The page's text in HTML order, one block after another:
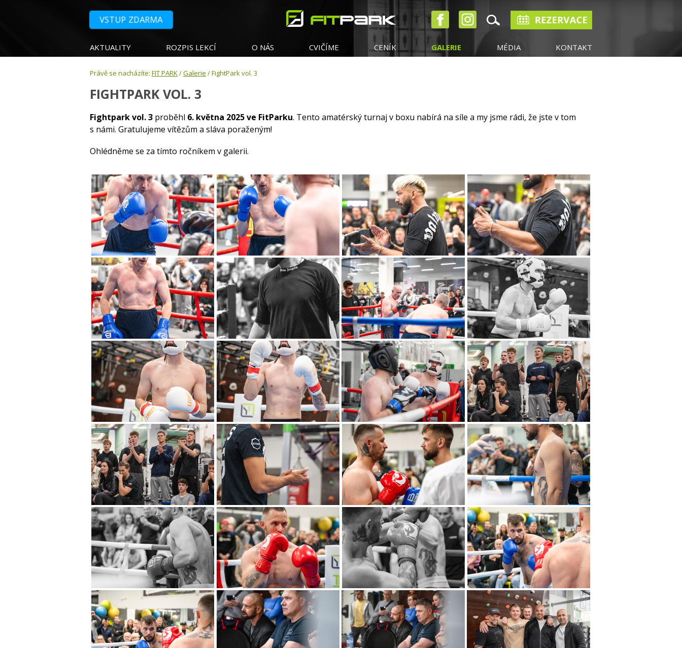
VSTUP ZDARMA
AKTUALITY ROZPIS LEKCÍ O NÁS CVIČÍME CENÍK GALERIE MÉDIA KONTAKT
Právě se nacházíte: FIT PARK/Galerie / FightPark vol. 3
FIGHTPARK VOL. 3
Fightpark vol. 3 proběhl 6. května 2025 ve FitParku. Tento amatérský turnaj v boxu nabírá na síle a my jsme rádi, že jste v tom
s námi. Gratulujeme vítězům a sláva poraženým!
Ohlédněme se za tímto ročníkem v galerii.